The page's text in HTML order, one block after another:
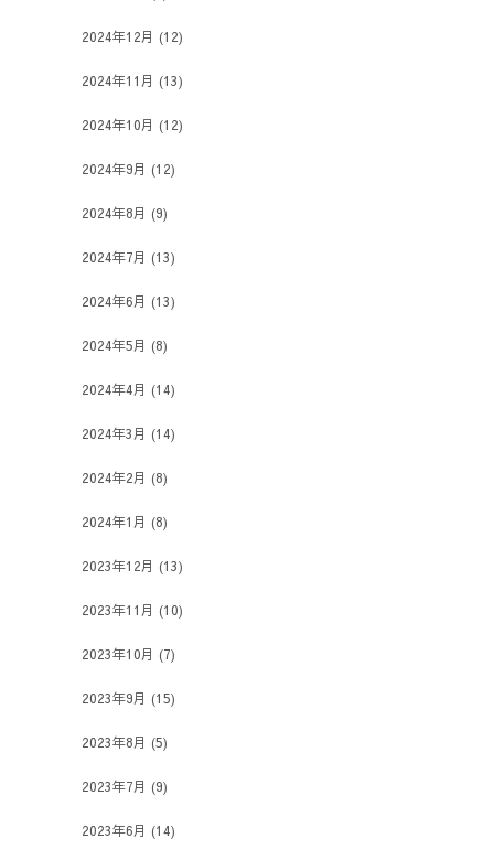
2024年12月 (12)
2024年11月 (13)
2024年10月 (12)
2024年9月 (12)
2024年8月 (9)
2024年7月 (13)
2024年6月 (13)
2024年5月 (8)
2024年4月 (14)
2024年3月 (14)
2024年2月 (8)
2024年1月 (8)
2023年12月 (13)
2023年11月 (10)
2023年10月 (7)
2023年9月 (15)
2023年8月 (5)
2023年7月 (9)
2023年6月 (14)